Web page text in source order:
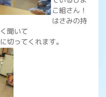
こ組さん！
はさみの持
聞いて
切ってくれます。